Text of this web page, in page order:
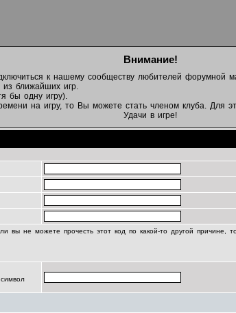
Внимание!
к нашему сообществу любителей форумной
из ближайших игр.
бы одну игру).
на игру, то Вы можете стать членом клуба. Для
Удачи в игре!
вы не можете прочесть этот код по какой-то другой причине,